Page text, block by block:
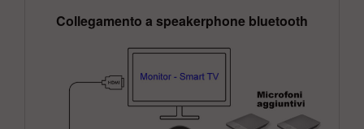
Collegamento a speakerphone bluetooth